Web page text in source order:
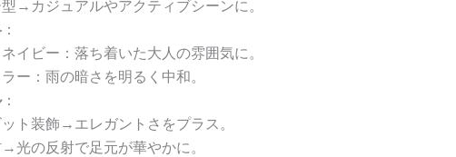
→カジュアルやアクティブシーンに。
：
イビー：落ち着いた大人の雰囲気に。
ー：雨の暗さを明るく中和。
：
ト装飾→エレガントさをプラス。
光の反射で足元が華やかに。